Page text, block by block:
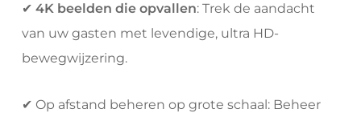
✔ 4K beelden die opvallen: Trek de aandacht
van uw gasten met levendige, ultra HD-
bewegwijzering.
✔ Op afstand beheren op grote schaal: Beheer